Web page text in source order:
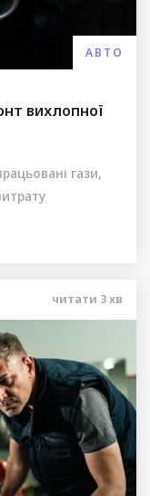
АВТО
вихлопної
гази,
читати 3хв